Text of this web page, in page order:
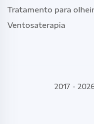
Tratamento para
Ventosaterapia
2017 -